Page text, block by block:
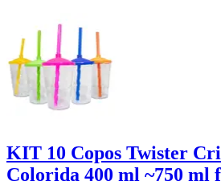
KIT 10 Copos Twister
Colorida 400 ml ~750 ml